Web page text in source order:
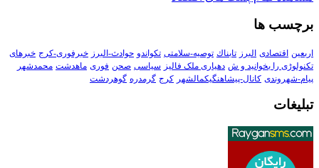
برچسب ها
اربعین اقتصادی البرز تابناك توصیه-سلامتی تکواندو حوادث-البرز خبرفوری-کرج خبرهای
تکنولوڑی را بخوانید و ش دهیاری ملک فالیز سیاسی صحن فوری ماهدشت محمدشهر
پیام-شهروندی کانال-پیشاهنگیکمالشهر کرج گرمدره گوهردشت
تبلیغات